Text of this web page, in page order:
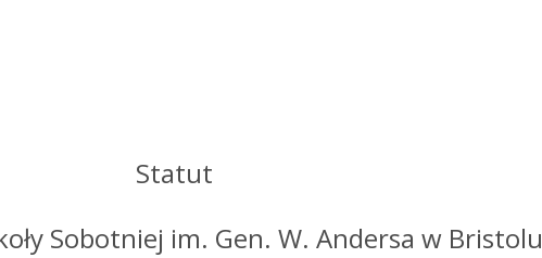
Statut
Sobotniej im. Gen. W. Andersa w Bristolu